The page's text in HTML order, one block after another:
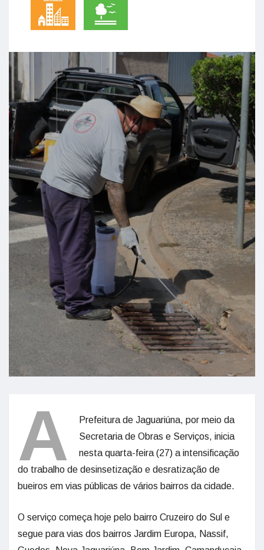
A
Prefeitura de Jaguariúna, por meio da
Secretaria de Obras e Serviços, inicia
nesta quarta-feira (27) a intensificação
do trabalho de desinsetização e desratização de
bueiros em vias públicas de vários bairros da cidade.
O serviço começa hoje pelo bairro Cruzeiro do Sul e
segue para vias dos bairros Jardim Europa, Nassif,